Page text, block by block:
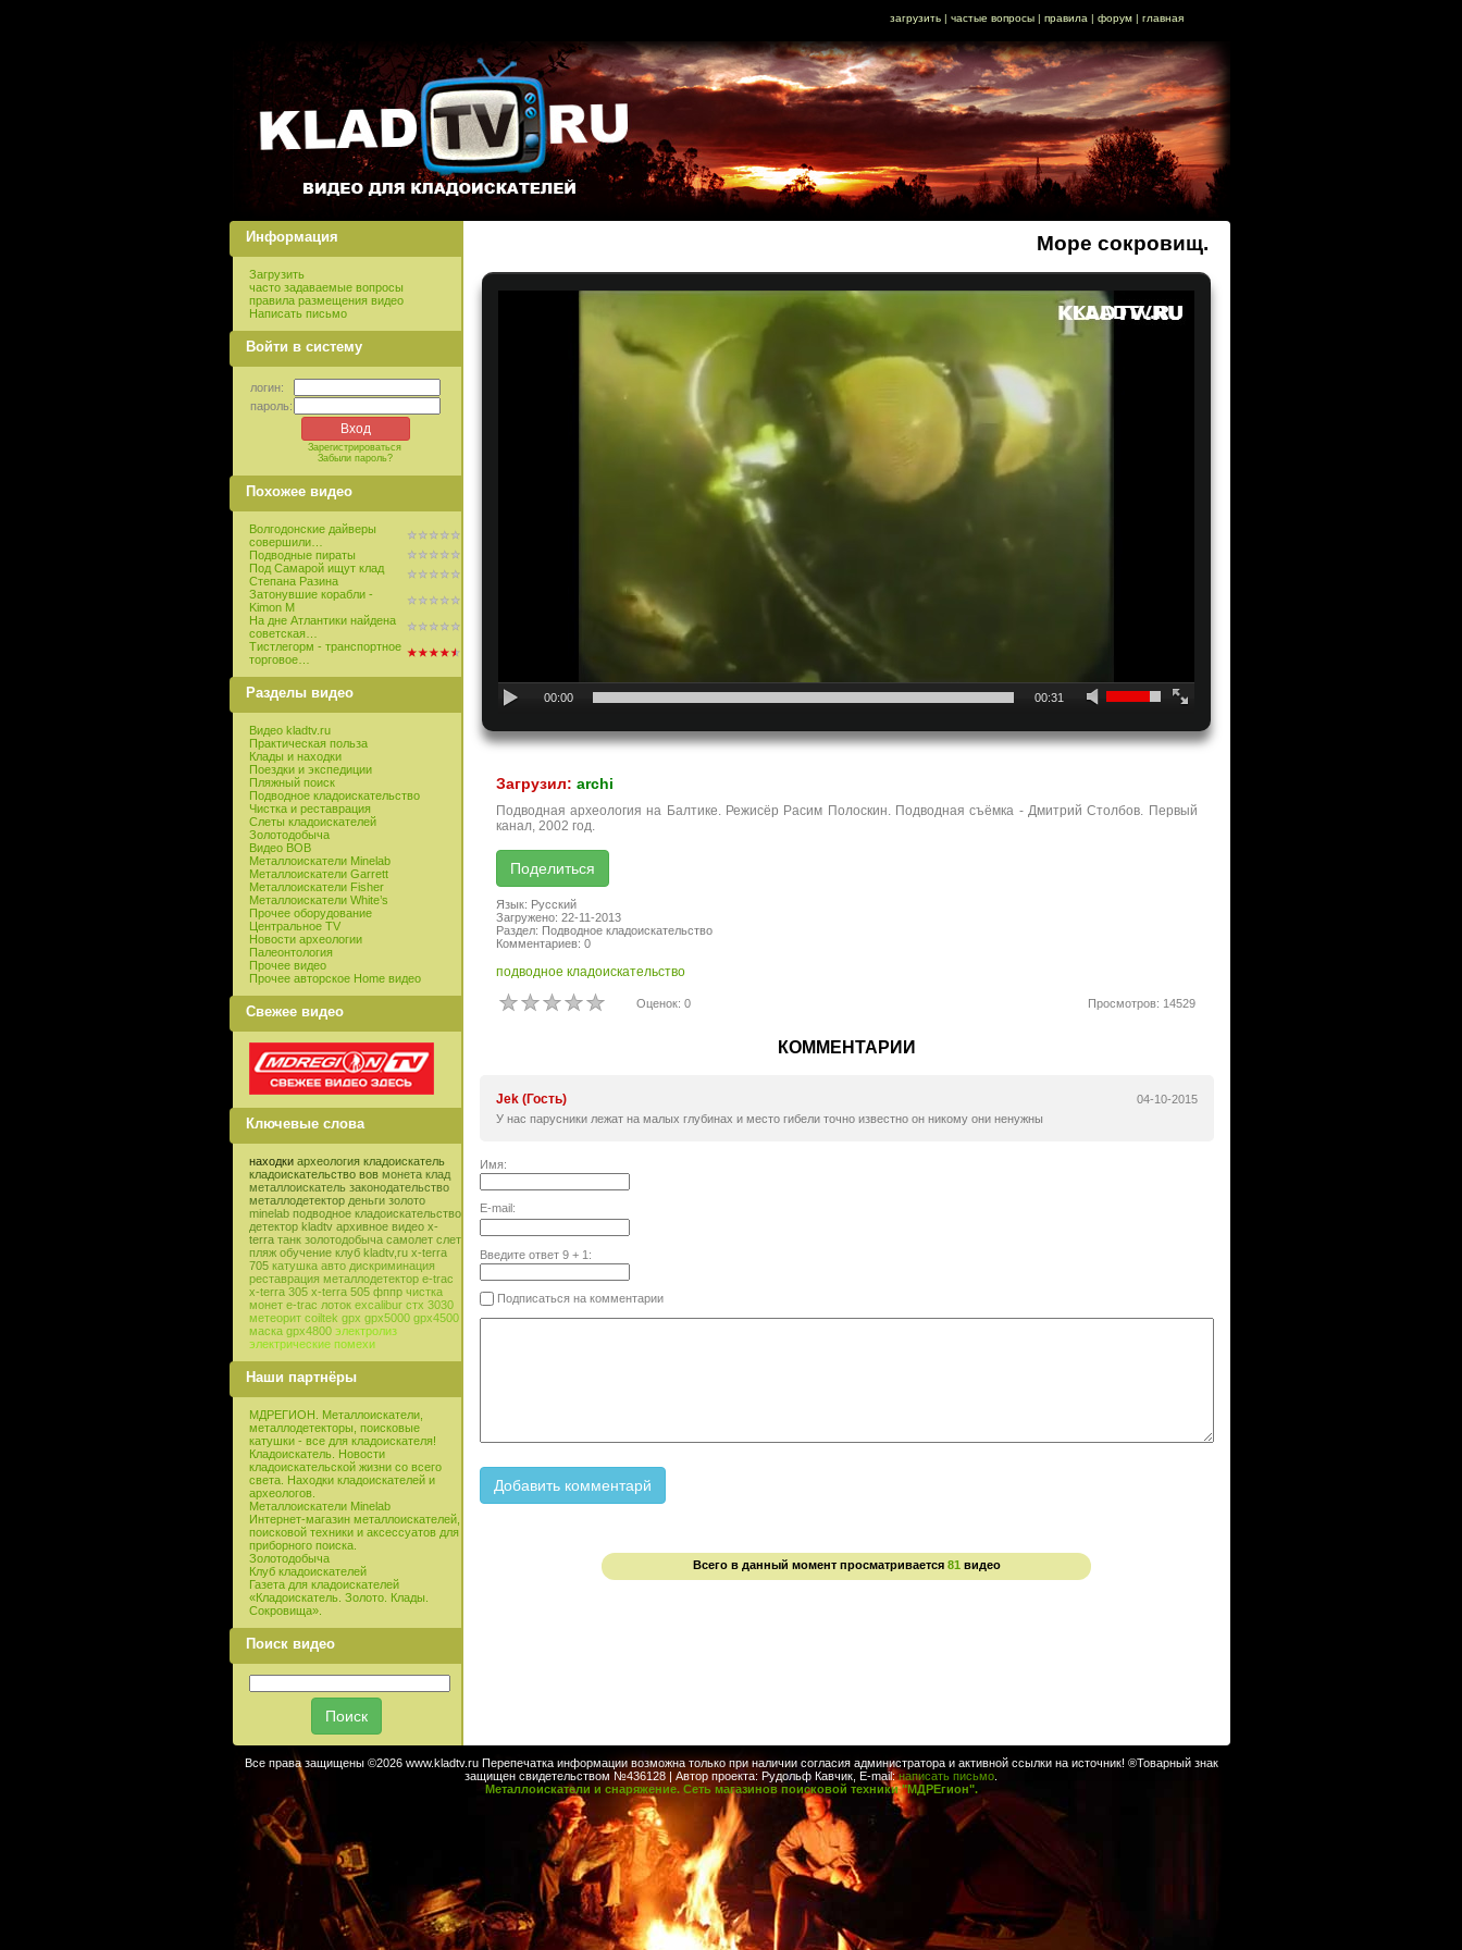
загрузить| частые вопросы| правила | форум| главная
Информация
Загрузить
часто задаваемые вопросы
правила размещения видео
Написать письмо
Войти в систему
логин:
пароль:
Зарегистрироваться
Забыли пароль?
Похожее видео
Волгодонские дайверы
совершили…
Подводные пираты
Под Самарой ищут клад
Степана Разина
Затонувшие корабли -
Kimon M
На дне Атлантики найдена
советская…
Тистлегорм - транспортное
торговое…
Разделы видео
Видео kladtv.ru
Практическая польза
Клады и находки
Поездки и экспедиции
Пляжный поиск
Подводное кладоискательство
Чистка и реставрация
Слеты кладоискателей
Золотодобыча
Видео ВОВ
Металлоискатели Minelab
Металлоискатели Garrett
Металлоискатели Fisher
Металлоискатели White’s
Прочее оборудование
Центральное TV
Новости археологии
Палеонтология
Прочее видео
Прочее авторское Home видео
Свежее видео
Ключевые слова
находки археология кладоискатель
кладоискательство вов монета клад
металлоискатель законодательство
металлодетектор деньги золото
minelab подводное кладоискательство
детектор kladtv архивное видео x-
terra танк золотодобыча самолет слет
пляж обучение клуб kladtv,ru x-terra
705 катушка авто дискриминация
реставрация металлодетектор e-trac
x-terra 305 x-terra 505 фппр чистка
монет e-trac лоток excalibur стх 3030
метеорит coiltek gpx gpx5000 gpx4500
маска gpx4800 электролиз
электрические помехи
Наши партнёры
МДРЕГИОН. Металлоискатели,
металлодетекторы, поисковые
катушки - все для кладоискателя!
Кладоискатель. Новости
кладоискательской жизни со всего
света. Находки кладоискателей и
археологов.
Металлоискатели Minelab
Интернет-магазин металлоискателей,
поисковой техники и аксессуатов для
приборного поиска.
Золотодобыча
Клуб кладоискателей
Газета для кладоискателей
«Кладоискатель. Золото. Клады.
Сокровища».
Поиск видео
Море сокровищ.
KLADTV.RU
00:00 00:31
Загрузил: archi
Подводная археология на Балтике. Режисёр Расим Полоскин. Подводная съёмка - Дмитрий Столбов. Первый
канал, 2002 год.
Язык: Русский
Загружено: 22-11-2013
Раздел: Подводное кладоискательство
Комментариев: 0
подводное кладоискательство
Оценок: 0 Просмотров: 14529
КОММЕНТАРИИ
Jek (Гость)
04-10-2015
У нас парусники лежат на малых глубинах и место гибели точно известно он никому они ненужны
Имя:
E-mail:
Введите ответ 9+ 1 :
Подписаться на комментарии
Всего в данный момент просматривается 81 видео
Все права защищены ©2026 www.kladtv.ru Перепечатка информации возможна только при наличии согласия администратора и активной ссылки на источник! ®Товарный знак
защищен свидетельством №436128 | Автор проекта: Рудольф Кавчик, E-mail:написать письмо
Металлоискатели и снаряжение. Сеть магазинов поисковой техники "МДРЕгион".